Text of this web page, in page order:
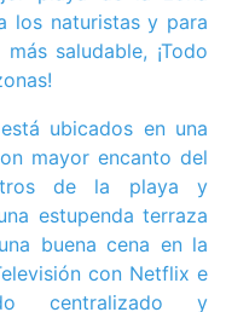
los naturistas y para
saludable, ¡Todo
ubicados en una
mayor encanto del
de la playa y
estupenda terraza
buena cena en la
con Netflix e
centralizado y